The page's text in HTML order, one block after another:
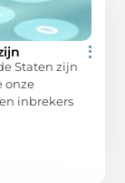
Staten zijn
onze
inbrekers